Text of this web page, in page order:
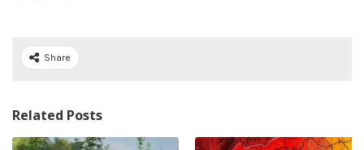
Share
Related Posts